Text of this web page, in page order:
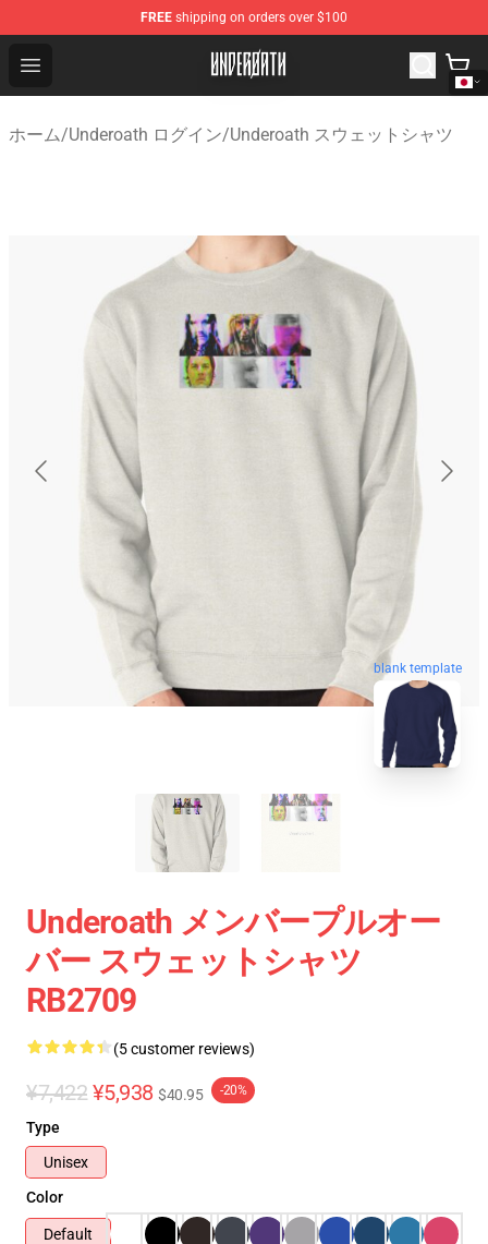
FREE shipping on orders over $100
Open menu
Underoath Store - Official Underoath Merchandise Shop
ホーム/Underoath ログイン/Underoath スウェットシャツ
blank template
Underoath メンバープルオー
バー スウェットシャツ
RB2709
(5 customer reviews)
¥7,422 ¥5,938 $40.95 -20%
Type
Unisex
Color
Default